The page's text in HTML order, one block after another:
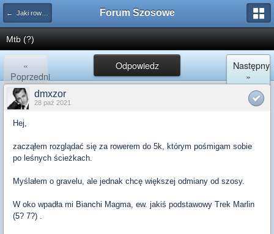
← Jaki rower za 3500zł i więcej? Forum Szosowe
Mtb (?)
Odpowiedz
«
Poprzedni
Następny
»
dmxzor
28 paź 2021
Hej,
zacząłem rozglądać się za rowerem do 5k, którym pośmigam sobie
po leśnych ścieżkach.
Myślałem o gravelu, ale jednak chcę większej odmiany od szosy.
W oko wpadła mi Bianchi Magma, ew. jakiś podstawowy Trek Marlin
(5? 7?) .